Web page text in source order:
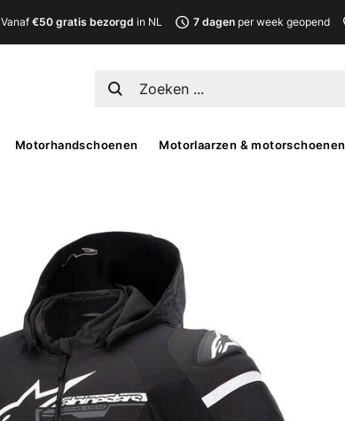
Vanaf€50 gratis bezorgd in NL 7 dagenper week geopend
Motorhandschoenen Motorlaarzen & motorschoenen